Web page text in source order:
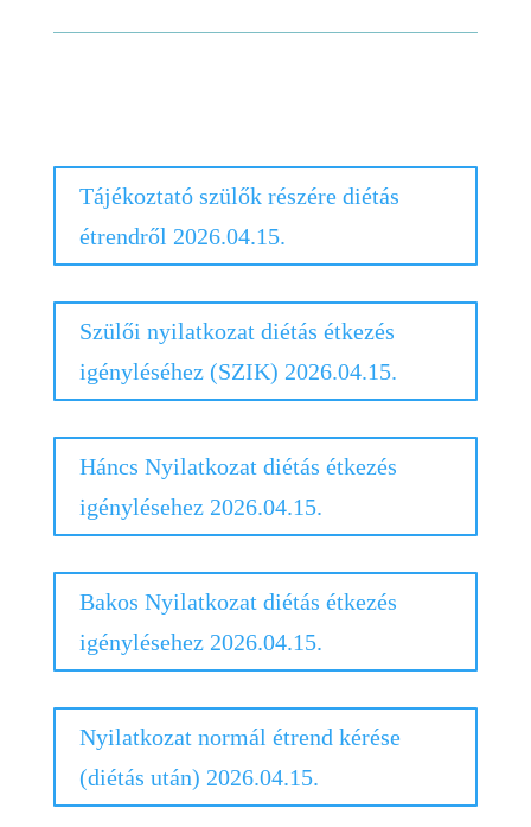
Tájékoztató szülők részére diétás
étrendről 2026.04.15.
Szülői nyilatkozat diétás étkezés
igényléséhez (SZIK) 2026.04.15.
Háncs Nyilatkozat diétás étkezés
igénylésehez 2026.04.15.
Bakos Nyilatkozat diétás étkezés
igénylésehez 2026.04.15.
Nyilatkozat normál étrend kérése
(diétás után) 2026.04.15.